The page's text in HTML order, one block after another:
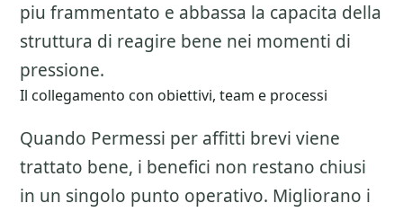
piu frammentato e abbassa la capacita della
struttura di reagire bene nei momenti di
pressione.
Il collegamento con obiettivi, team e processi
Quando Permessi per affitti brevi viene
trattato bene, i benefici non restano chiusi
in un singolo punto operativo. Migliorano i